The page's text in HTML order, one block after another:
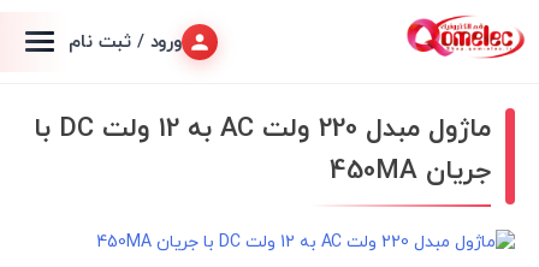
ورود / ثبت نام
ماژول مبدل 220 ولت AC به 12 ولت DC با
جریان 450MA